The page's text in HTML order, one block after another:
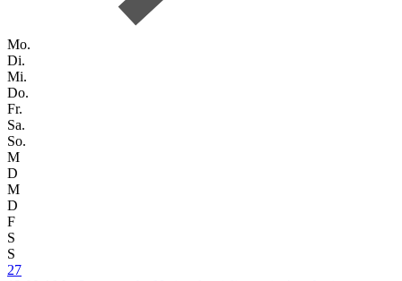
Mo.
Di.
Mi.
Do.
Fr.
Sa.
So.
M
D
M
D
F
S
S
27